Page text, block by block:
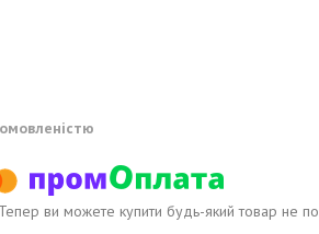
Тепер ви можете купити будь-який товар не